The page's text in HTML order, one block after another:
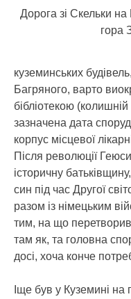
Дорога зі Скельки
гора
куземинських
Багряного, варто
бібліотекою
зазначена дата
корпус місцевої
Після революції
історичну
син під час Другої
разом із німецьким
тим, на що
там як, та головна
досі, хоча конче
Іще був у Куземині на